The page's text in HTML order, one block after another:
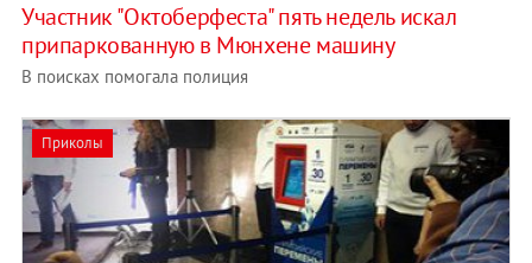
Участник "Октоберфеста" пять недель искал
припаркованную в Мюнхене машину
В поисках помогала полиция
Приколы